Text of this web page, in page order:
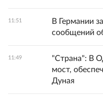
11:51
В Германии
сообщений
11:49
"Страна": В
мост,
Дуная